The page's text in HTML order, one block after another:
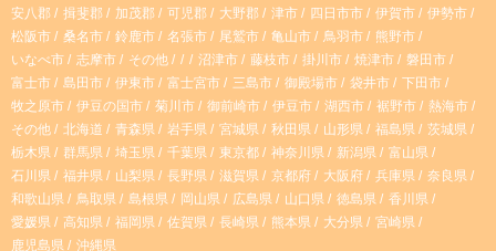
安八郡
揖斐郡 加茂郡 可児郡 大野郡 津市 四日市市 伊賀市
伊勢市
松阪市
桑名市 鈴鹿市 名張市 尾鷲市 亀山市 鳥羽市
熊野市
いなべ市
志摩市 その他 沼津市 藤枝市 掛川市 焼津市
磐田市
富士市
島田市 伊東市 富士宮市 三島市 御殿場市 袋井市
下田市
牧之原市
伊豆の国市 菊川市 御前崎市 伊豆市 湖西市 裾野市
熱海市
その他
北海道 青森県 岩手県 宮城県 秋田県 山形県 福島県
茨城県
栃木県
群馬県 埼玉県 千葉県 東京都 神奈川県 新潟県
富山県
石川県
福井県 山梨県 長野県 滋賀県 京都府 大阪府 兵庫県
奈良県
和歌山県
鳥取県 島根県 岡山県 広島県 山口県 徳島県
香川県
愛媛県
高知県 福岡県 佐賀県 長崎県 熊本県 大分県
宮崎県
鹿児島県
沖縄県